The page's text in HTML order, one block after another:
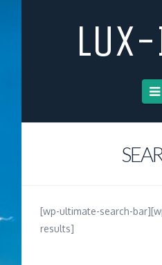
[wp-ultimate-search-
results]